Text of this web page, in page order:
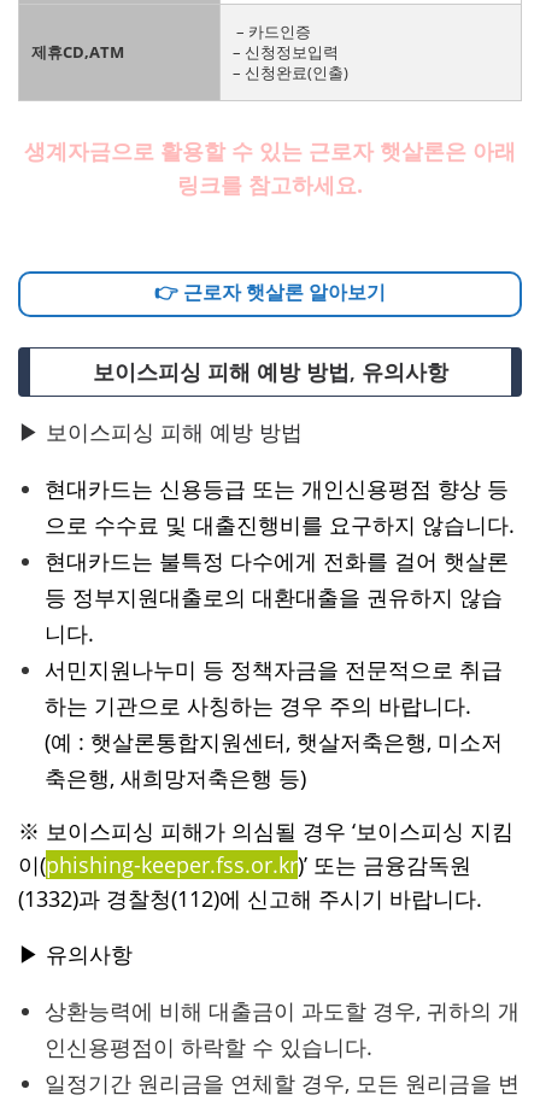
제휴CD,ATM
– 카드인증
– 신청정보입력
– 신청완료(인출)
생계자금으로 활용할 수 있는 근로자 햇살론은 아래
링크를 참고하세요.
👉 근로자 햇살론 알아보기
보이스피싱 피해 예방 방법, 유의사항
▶ 보이스피싱 피해 예방 방법
현대카드는 신용등급 또는 개인신용평점 향상 등
으로 수수료 및 대출진행비를 요구하지 않습니다.
현대카드는 불특정 다수에게 전화를 걸어 햇살론
등 정부지원대출로의 대환대출을 권유하지 않습
니다.
서민지원나누미 등 정책자금을 전문적으로 취급
하는 기관으로 사칭하는 경우 주의 바랍니다.
(예 : 햇살론통합지원센터, 햇살저축은행, 미소저
축은행, 새희망저축은행 등)
※ 보이스피싱 피해가 의심될 경우 ‘보이스피싱 지킴
이(phishing-keeper.fss.or.kr)’ 또는 금융감독원
(1332)과 경찰청(112)에 신고해 주시기 바랍니다.
▶ 유의사항
상환능력에 비해 대출금이 과도할 경우, 귀하의 개
인신용평점이 하락할 수 있습니다.
일정기간 원리금을 연체할 경우, 모든 원리금을 변